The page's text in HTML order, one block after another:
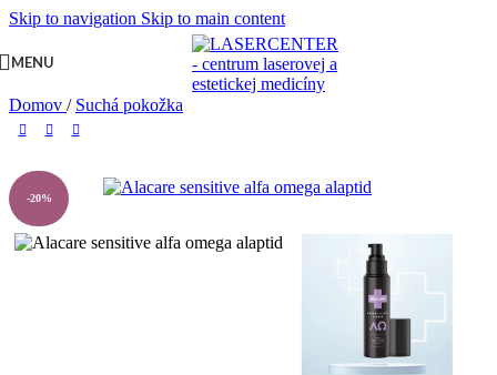
Skip to navigation Skip to main content
MENU
Domov / Suchá pokožka
-20%